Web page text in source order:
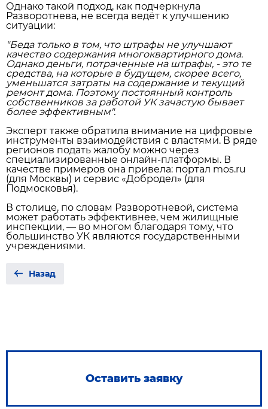
Однако такой подход, как подчеркнула
Разворотнева, не всегда ведёт к улучшению
ситуации:
"Беда только в том, что штрафы не улучшают
качество содержания многоквартирного дома.
Однако деньги, потраченные на штрафы, - это те
средства, на которые в будущем, скорее всего,
уменьшатся затраты на содержание и текущий
ремонт дома. Поэтому постоянный контроль
собственников за работой УК зачастую бывает
более эффективным".
Эксперт также обратила внимание на цифровые
инструменты взаимодействия с властями. В ряде
регионов подать жалобу можно через
специализированные онлайн‑платформы. В
качестве примеров она привела: портал mos.ru
(для Москвы) и сервис «Добродел» (для
Подмосковья).
В столице, по словам Разворотневой, система
может работать эффективнее, чем жилищные
инспекции, — во многом благодаря тому, что
большинство УК являются государственными
учреждениями.
Назад
Оставить заявку